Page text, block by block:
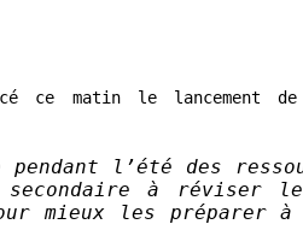
ce matin le lancement
l’été des
à réviser
mieux les préparer